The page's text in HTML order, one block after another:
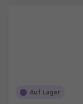
Auf Lager